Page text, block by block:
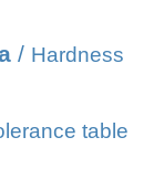
/ Hardness
table